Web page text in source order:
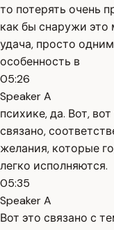
то потерять очень
как бы снаружи это
удача, просто
особенность в
05:26
Speaker A
психике, да. Вот,
связано,
желания, которые
легко исполняются.
05:35
Speaker A
Вот это связано с